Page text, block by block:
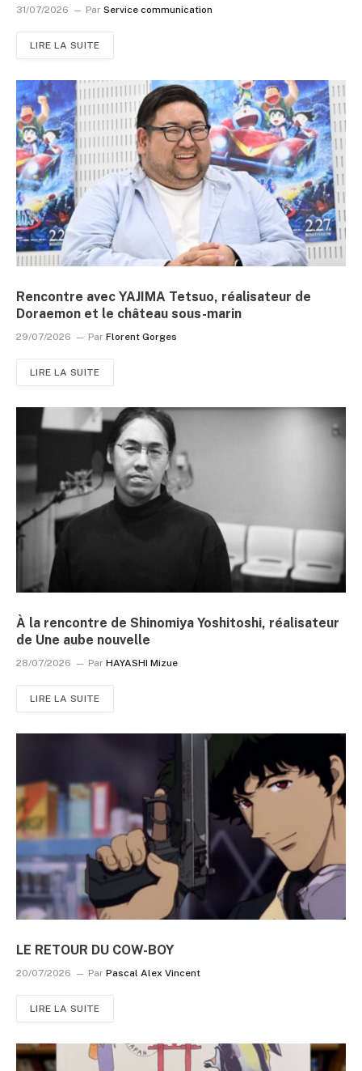
31/07/2026 Par Service communication
LIRE LA SUITE
Rencontre avec YAJIMA Tetsuo, réalisateur de
Doraemon et le château sous-marin
29/07/2026 Par Florent Gorges
LIRE LA SUITE
À la rencontre de Shinomiya Yoshitoshi, réalisateur
de Une aube nouvelle
28/07/2026 Par HAYASHI Mizue
LIRE LA SUITE
LE RETOUR DU COW-BOY
20/07/2026 Par Pascal Alex Vincent
LIRE LA SUITE